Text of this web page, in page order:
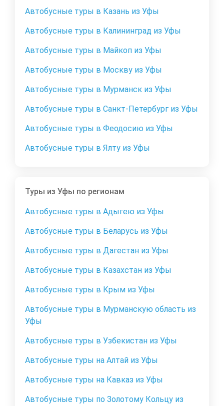
Автобусные туры в Казань из Уфы
Автобусные туры в Калининград из Уфы
Автобусные туры в Майкоп из Уфы
Автобусные туры в Москву из Уфы
Автобусные туры в Мурманск из Уфы
Автобусные туры в Санкт-Петербург из Уфы
Автобусные туры в Феодосию из Уфы
Автобусные туры в Ялту из Уфы
Туры из Уфы по регионам
Автобусные туры в Адыгею из Уфы
Автобусные туры в Беларусь из Уфы
Автобусные туры в Дагестан из Уфы
Автобусные туры в Казахстан из Уфы
Автобусные туры в Крым из Уфы
Автобусные туры в Мурманскую область из
Уфы
Автобусные туры в Узбекистан из Уфы
Автобусные туры на Алтай из Уфы
Автобусные туры на Кавказ из Уфы
Автобусные туры по Золотому Кольцу из